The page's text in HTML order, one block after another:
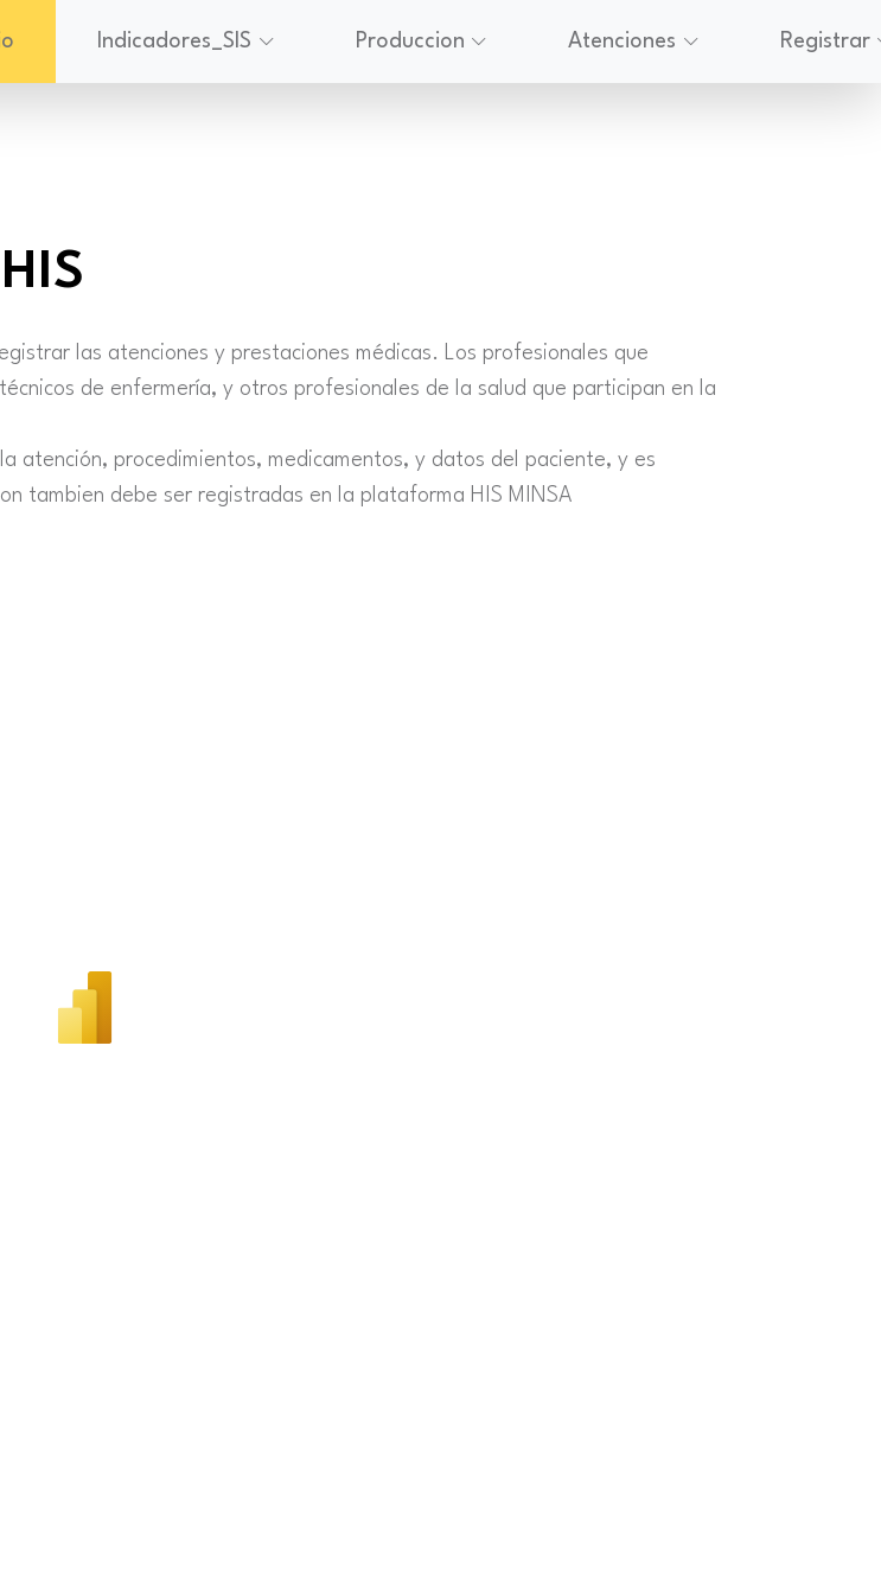
Indicadores_SIS Produccion Atenciones Registrar
las atenciones y prestaciones médicas. Los profesionales que
de enfermería, y otros profesionales de la salud que participan en la
atención, procedimientos, medicamentos, y datos del paciente, y es
tambien debe ser registradas en la plataforma HIS MINSA